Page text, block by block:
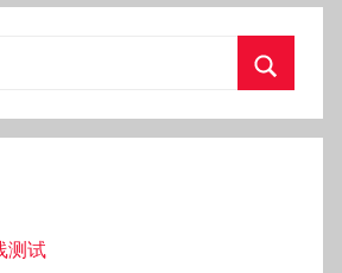
索
测试